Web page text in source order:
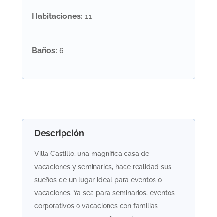
Habitaciones: 11
Baños: 6
Descripción
Villa Castillo, una magnífica casa de
vacaciones y seminarios, hace realidad sus
sueños de un lugar ideal para eventos o
vacaciones. Ya sea para seminarios, eventos
corporativos o vacaciones con familias